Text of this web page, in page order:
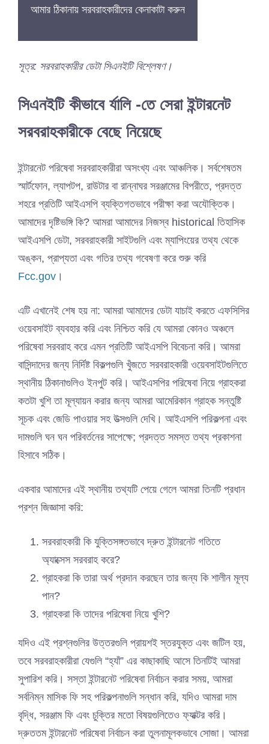
আমার ঠিকানায় সরবরাহকারীদের কেনাকাটা করুন
সূত্র: সরবরাহকারীর ডেটা সিএনইটি বিশ্লেষণ।
সিএনইটি কীভাবে র্যালি -তে সেরা ইন্টারনেট
সরবরাহকারীকে বেছে নিয়েছে
ইন্টারনেট পরিষেবা সরবরাহকারীরা অসংখ্য এবং আঞ্চলিক। সর্বশেষতম
স্মার্টফোন, ল্যাপটপ, রাউটার বা রান্নাঘর সরঞ্জামের বিপরীতে, প্রদত্ত
শহরে প্রতিটি আইএসপি ব্যক্তিগতভাবে পরীক্ষা করা অযৌক্তিক।
আমাদের দৃষ্টিভঙ্গি কি? আমরা আমাদের নিজস্ব historical তিহাসিক
আইএসপি ডেটা, সরবরাহকারী সাইটগুলি এবং ম্যাপিংয়ের তথ্য থেকে
অঙ্কন, প্রাপ্যতা এবং গতির তথ্য গবেষণা করে শুরু করি
Fcc.gov ।
এটি এখানেই শেষ হয় না: আমরা আমাদের ডেটা যাচাই করতে এফসিসির
ওয়েবসাইট ব্যবহার করি এবং নিশ্চিত করি যে আমরা কোনও অঞ্চলে
পরিষেবা সরবরাহ করে এমন প্রতিটি আইএসপি বিবেচনা করি। আমরা
বাসিন্দাদের জন্য নির্দিষ্ট বিকল্পগুলি খুঁজতে সরবরাহকারী ওয়েবসাইটগুলিতে
স্থানীয় ঠিকানাগুলিও ইনপুট করি। আইএসপির পরিষেবা নিয়ে গ্রাহকরা
কতটা খুশি তা মূল্যায়ন করার জন্য আমরা আমেরিকান গ্রাহক সন্তুষ্টি
সূচক এবং জেডি পাওয়ার সহ উত্সগুলি দেখি। আইএসপি পরিকল্পনা এবং
দামগুলি ঘন ঘন পরিবর্তনের সাপেক্ষে; প্রদত্ত সমস্ত তথ্য প্রকাশনা
হিসাবে সঠিক।
একবার আমাদের এই স্থানীয় তথ্যটি পেয়ে গেলে আমরা তিনটি প্রধান
প্রশ্ন জিজ্ঞাসা করি:
সরবরাহকারী কি যুক্তিসঙ্গতভাবে দ্রুত ইন্টারনেট গতিতে
অ্যাক্সেস সরবরাহ করে?
গ্রাহকরা কি তারা অর্থ প্রদান করছেন তার জন্য কি শালীন মূল্য
পান?
গ্রাহকরা কি তাদের পরিষেবা নিয়ে খুশি?
যদিও এই প্রশ্নগুলির উত্তরগুলি প্রায়শই স্তরযুক্ত এবং জটিল হয়,
তবে সরবরাহকারীরা যেগুলি “হ্যাঁ” এর কাছাকাছি আসে তিনটিই আমরা
সুপারিশ করি। সস্তা ইন্টারনেট পরিষেবা নির্বাচন করার সময়, আমরা
সর্বনিম্ন মাসিক ফি সহ পরিকল্পনাগুলি সন্ধান করি, যদিও আমরা দাম
বৃদ্ধি, সরঞ্জাম ফি এবং চুক্তির মতো বিষয়গুলিতেও ফ্যাক্টর করি।
দ্রুততম ইন্টারনেট পরিষেবা নির্বাচন করা তুলনামূলকভাবে সোজা। আমরা